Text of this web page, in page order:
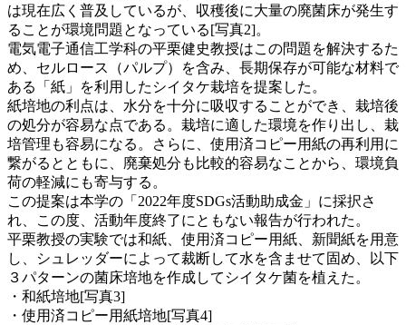
は現在広く普及しているが、収穫後に大量の廃菌床が発生す
ることが環境問題となっている[写真2]。
電気電子通信工学科の平栗健史教授はこの問題を解決するた
め、セルロース（パルプ）を含み、長期保存が可能な材料で
ある「紙」を利用したシイタケ栽培を提案した。
紙培地の利点は、水分を十分に吸収することができ、栽培後
の処分が容易な点である。栽培に適した環境を作り出し、栽
培管理も容易になる。さらに、使用済コピー用紙の再利用に
繋がるとともに、廃棄処分も比較的容易なことから、環境負
荷の軽減にも寄与する。
この提案は本学の「2022年度SDGs活動助成金」に採択さ
れ、この度、活動年度終了にともない報告が行われた。
平栗教授の実験では和紙、使用済コピー用紙、新聞紙を用意
し、シュレッダーによって裁断して水を含ませて固め、以下
３パターンの菌床培地を作成してシイタケ菌を植えた。
・和紙培地[写真3]
・使用済コピー用紙培地[写真4]